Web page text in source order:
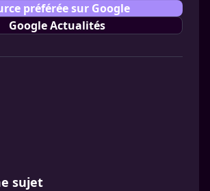
préférée sur Google
Google Actualités
sujet